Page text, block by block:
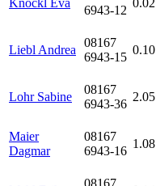
Knöckl Eva
6943-12
0.02
Liebl Andrea
08167
6943-15
0.10
Lohr Sabine
08167
6943-36
2.05
Maier
Dagmar
08167
6943-16
1.08